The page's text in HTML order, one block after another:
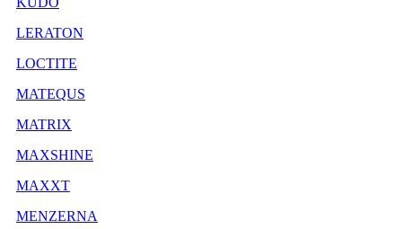
LERATON
LOCTITE
MATEQUS
MATRIX
MAXSHINE
MAXXT
MENZERNA